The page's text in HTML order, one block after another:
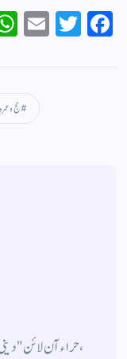
Fa
ce
T
wi
E
m
حج و
،حراء آن لائن"